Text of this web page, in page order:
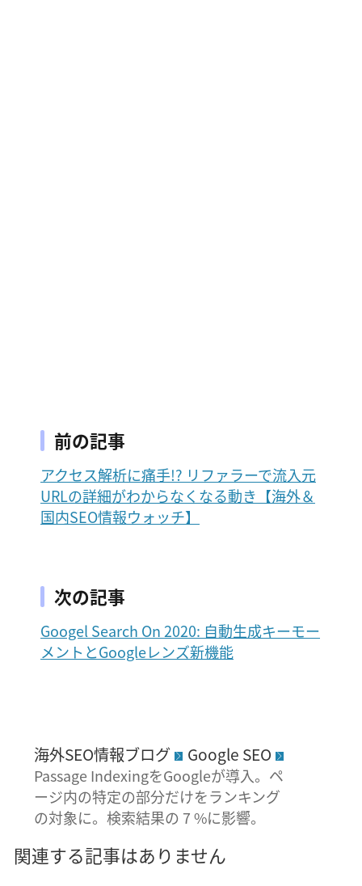
前の記事
アクセス解析に痛手!? リファラーで流入元
URLの詳細がわからなくなる動き【海外＆
国内SEO情報ウォッチ】
次の記事
Googel Search On 2020: 自動生成キーモー
メントとGoogleレンズ新機能
海外SEO情報ブログ Google SEO
Passage IndexingをGoogleが導入。ペ
ージ内の特定の部分だけをランキング
の対象に。検索結果の 7 %に影響。
関連する記事はありません